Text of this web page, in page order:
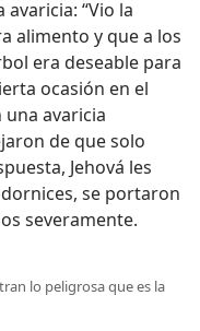
“Vio la
alimento y que a los
era deseable para
ocasión en el
avaricia
de que solo
Jehová les
se portaron
severamente.
lo peligrosa que es la